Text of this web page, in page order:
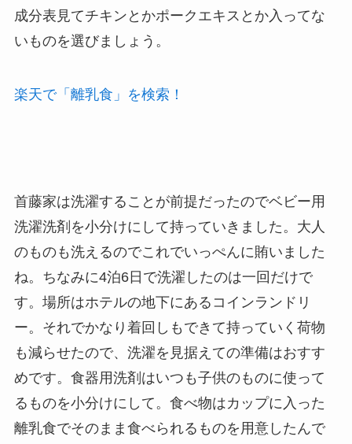
成分表見てチキンとかポークエキスとか入ってな
いものを選びましょう。
楽天で「離乳食」を検索！
首藤家は洗濯することが前提だったのでベビー用
洗濯洗剤を小分けにして持っていきました。大人
のものも洗えるのでこれでいっぺんに賄いました
ね。ちなみに4泊6日で洗濯したのは一回だけで
す。場所はホテルの地下にあるコインランドリ
ー。それでかなり着回しもできて持っていく荷物
も減らせたので、洗濯を見据えての準備はおすす
めです。食器用洗剤はいつも子供のものに使って
るものを小分けにして。食べ物はカップに入った
離乳食でそのまま食べられるものを用意したんで